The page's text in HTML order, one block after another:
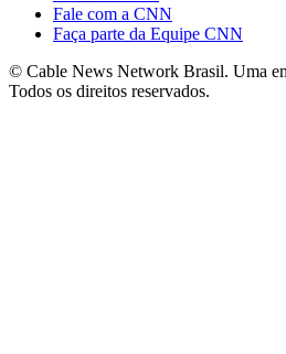
Fale com a CNN
Faça parte da Equipe CNN
© Cable News Network Brasil. Uma
Todos os direitos reservados.